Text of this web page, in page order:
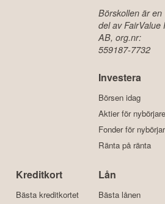
Börskollen är en
del av FairValue
AB, org.nr:
559187-7732
Investera
Börsen idag
Aktier för nybörjare
Fonder för
Ränta på ränta
Kreditkort
Bästa kreditkortet
Lån
Bästa lånen